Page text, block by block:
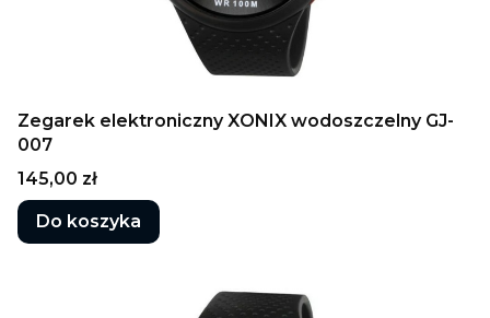
Zegarek elektroniczny XONIX wodoszczelny GJ-
007
Cena
145,00 zł
Do koszyka